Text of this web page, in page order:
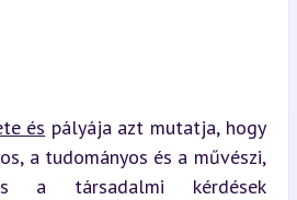
és pályája azt mutatja, hogy
a tudományos és a művészi,
a társadalmi kérdések